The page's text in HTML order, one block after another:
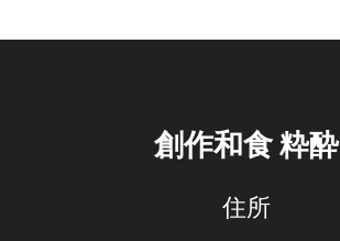
創作和食 粋酔
住所